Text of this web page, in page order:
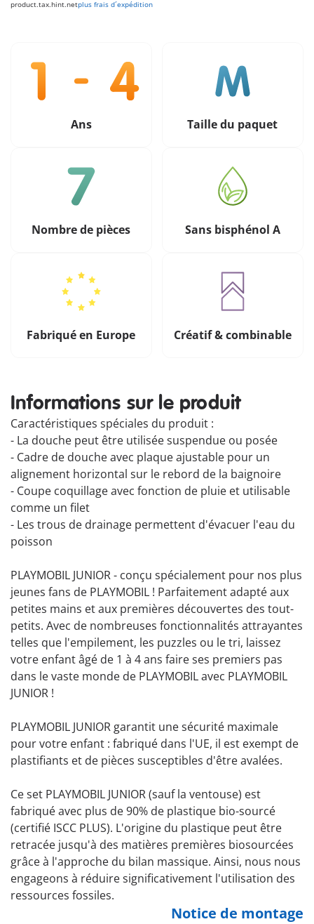
product.tax.hint.netplus frais d´expédition
Ans Taille du paquet
Nombre de pièces Sans bisphénol A
Fabriqué en Europe Créatif & combinable
Informations sur le produit
Caractéristiques spéciales du produit :
- La douche peut être utilisée suspendue ou posée
- Cadre de douche avec plaque ajustable pour un
alignement horizontal sur le rebord de la baignoire
- Coupe coquillage avec fonction de pluie et utilisable
comme un filet
- Les trous de drainage permettent d'évacuer l'eau du
poisson
PLAYMOBIL JUNIOR - conçu spécialement pour nos plus
jeunes fans de PLAYMOBIL ! Parfaitement adapté aux
petites mains et aux premières découvertes des tout-
petits. Avec de nombreuses fonctionnalités attrayantes
telles que l'empilement, les puzzles ou le tri, laissez
votre enfant âgé de 1 à 4 ans faire ses premiers pas
dans le vaste monde de PLAYMOBIL avec PLAYMOBIL
JUNIOR !
PLAYMOBIL JUNIOR garantit une sécurité maximale
pour votre enfant : fabriqué dans l'UE, il est exempt de
plastifiants et de pièces susceptibles d'être avalées.
Ce set PLAYMOBIL JUNIOR (sauf la ventouse) est
fabriqué avec plus de 90% de plastique bio-sourcé
(certifié ISCC PLUS). L'origine du plastique peut être
retracée jusqu'à des matières premières biosourcées
grâce à l'approche du bilan massique. Ainsi, nous nous
engageons à réduire significativement l'utilisation des
ressources fossiles.
Notice de montage